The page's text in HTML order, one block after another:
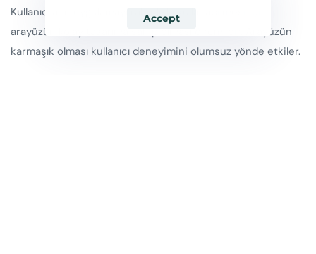
Kullanıcıların uygulamayı rahatlıkla kullanabilmesi için
arayüzün kolay tasarıma sahip olması önemlidir. Arayüzün
karmaşık olması kullanıcı deneyimini olumsuz yönde etkiler.
Accept